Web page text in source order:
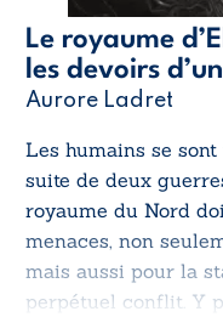
Le royaume
les devoirs
Aurore Ladret
Les humains se
suite de deux
royaume du Nord
menaces, non
mais aussi pour la
perpétuel conflit. Y